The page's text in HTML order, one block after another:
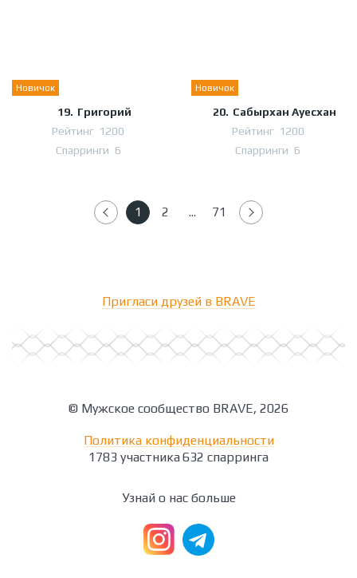
Новичок
19. Григорий
Рейтинг 1200
Спарринги 6
Новичок
20. Сабырхан Ауесхан
Рейтинг 1200
Спарринги 6
1 2 ... 71
Пригласи друзей в BRAVE
© Мужское сообщество BRAVE, 2026
Политика конфиденциальности
1783 участника632 спарринга
Узнай о нас больше